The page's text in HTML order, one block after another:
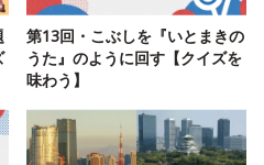
第13回・こぶしを『いとまきの
うた』のように回す【クイズを
味わう】